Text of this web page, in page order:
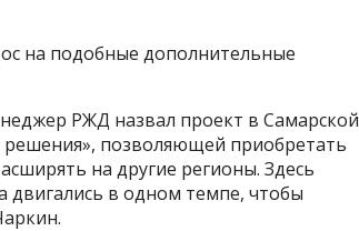
на подобные дополнительные
РЖД назвал проект в Самарской
решения», позволяющей приобретать
на другие регионы. Здесь
двигались в одном темпе, чтобы